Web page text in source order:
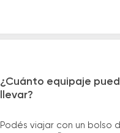
¿Cuánto equipaje
llevar?
Podés viajar con un bolso